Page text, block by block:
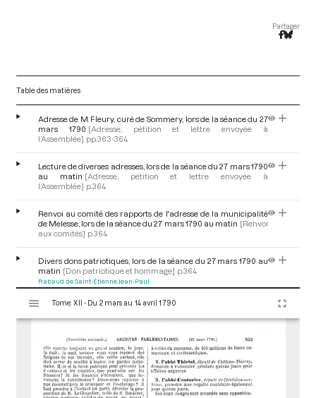
Partager
Table des matières
Adresse de M. Fleury, curé de Sommery, lors de la séance du 27
mars 1790 [Adresse, pétition et lettre envoyée à
l’Assemblée] pp.363-364
Lecture de diverses adresses, lors de la séance du 27 mars 1790
au matin [Adresse, pétition et lettre envoyée à
l’Assemblée] p.364
Renvoi au comité des rapports de l'adresse de la municipalité
de Melesse, lors de la séance du 27 mars 1790 au matin [Renvoi
aux comités] p.364
Divers dons patriotiques, lors de la séance du 27 mars 1790 au
matin [Don patriotique et hommage] p.364
Rabaud de Saint-Étienne Jean-Paul
Mise à l'ordre du jour de l'affaire sur la restitution des biens
religionnaires fugitifs, lors de la séance du 27 mars 1790 au
Marsanne de Fontjuliane Jean Louis Charles François, comte de
s
Tome XII - Du 2 mars au 14 avril 1790